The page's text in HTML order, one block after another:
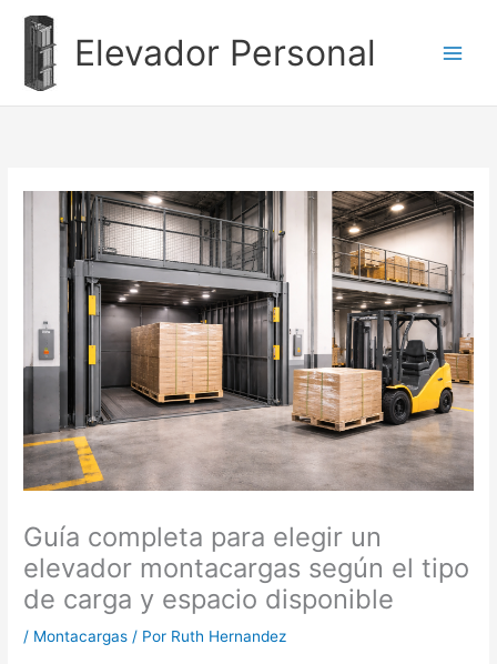
contenido
Elevador Personal
Guía completa para elegir un
elevador montacargas según el tipo
de carga y espacio disponible
/ Montacargas / Por Ruth Hernandez